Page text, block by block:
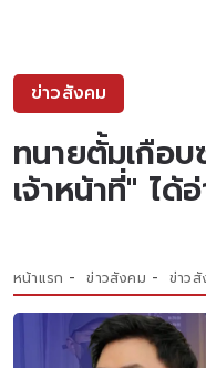
ข่าวสังคม
ทนายตั้มเกือ
เจ้าหน้าที่" ได้
หน้าแรก ข่าวสังคม ข่าวสั